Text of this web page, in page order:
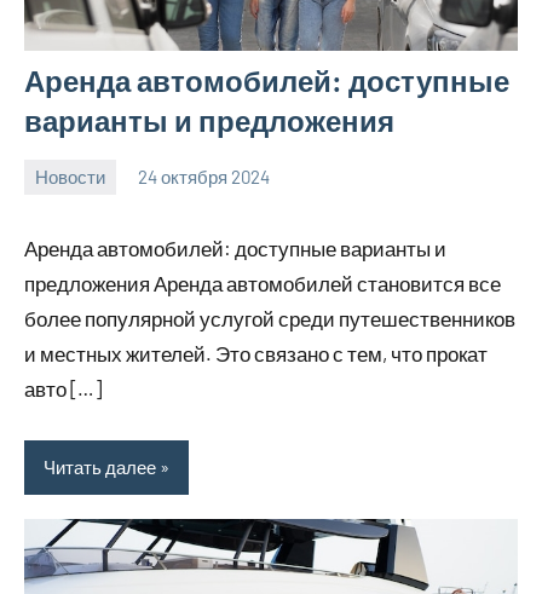
Аренда автомобилей: доступные
варианты и предложения
Новости 24 октября 2024
Аренда автомобилей: доступные варианты и
предложения Аренда автомобилей становится все
более популярной услугой среди путешественников
и местных жителей. Это связано с тем, что прокат
авто […]
Читать далее